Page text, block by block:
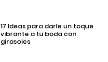
17 Ideas para darle un toque
vibrante a tu boda con
girasoles